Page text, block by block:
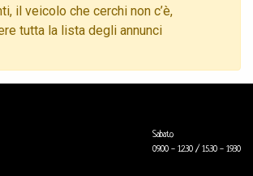
il veicolo che cerchi non c’è,
tutta la lista degli annunci
Sabato
09.00 - 12.30 / 15.30 - 19.30